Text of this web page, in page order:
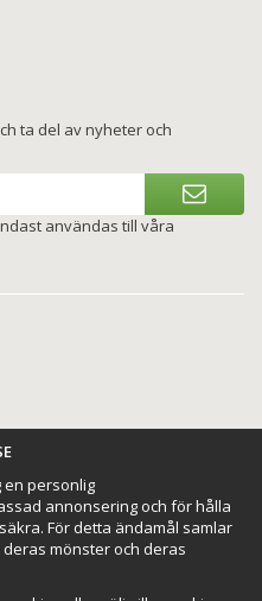
ta del av nyheter och
användas till våra
en personlig
annonsering och för hålla
För detta ändamål samlar
mönster och deras